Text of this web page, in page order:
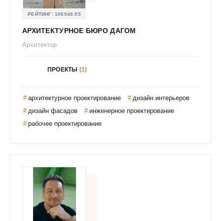
Койра Мария
Кокорина Людмила
Колюд Валентина
Конограй Eкатерина
Кордюкова Дарья Игоревна
Корнилова Виктория
Кочнева Татьяна Владимировна / ELEVEN DESIGN
Красивый Дом
Крашневская Александра
Крупнова Ксения
РЕЙТИНГ: 106948.95
АРХИТЕКТУРНОЕ БЮРО ДАГОМ
Архитектор
ПРОЕКТЫ (1)
архитектурное проектирование
дизайн интерьеров
дизайн фасадов
инженерное проектирование
рабочее проектирование